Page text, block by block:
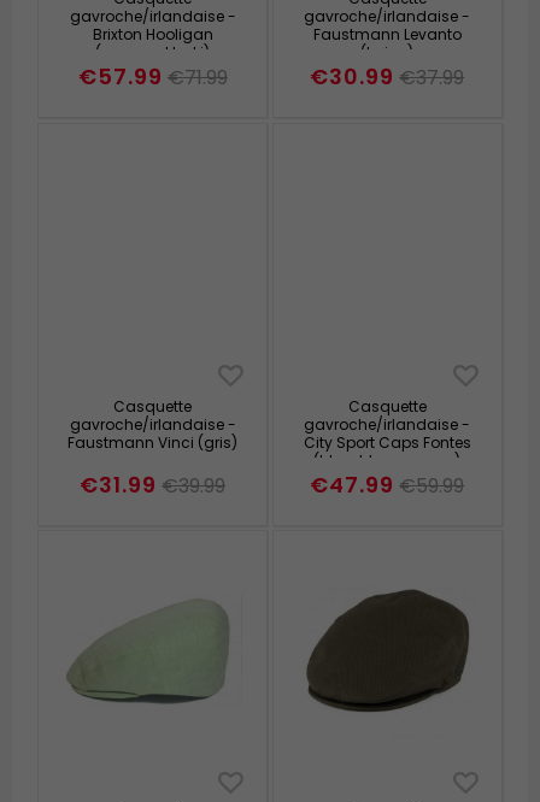
gavroche/irlandaise -
Brixton Hooligan
(marron-khaki)
€57.99 €71.99
gavroche/irlandaise -
Faustmann Levanto
(beige)
€30.99 €37.99
Casquette
gavroche/irlandaise -
Faustmann Vinci (gris)
€31.99 €39.99
Casquette
gavroche/irlandaise -
City Sport Caps Fontes
(bleu-blanc-rouge)
€47.99 €59.99